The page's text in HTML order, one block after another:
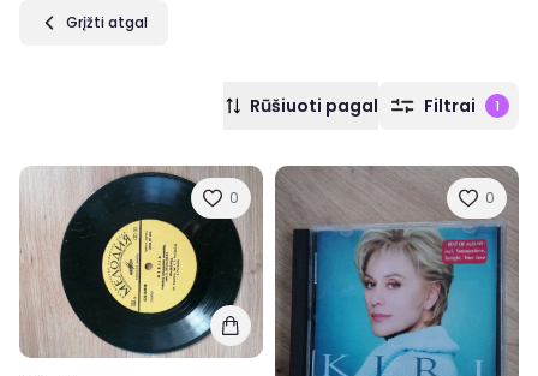
Grįžti atgal
Rūšiuoti pagal Filtrai 1
0 0